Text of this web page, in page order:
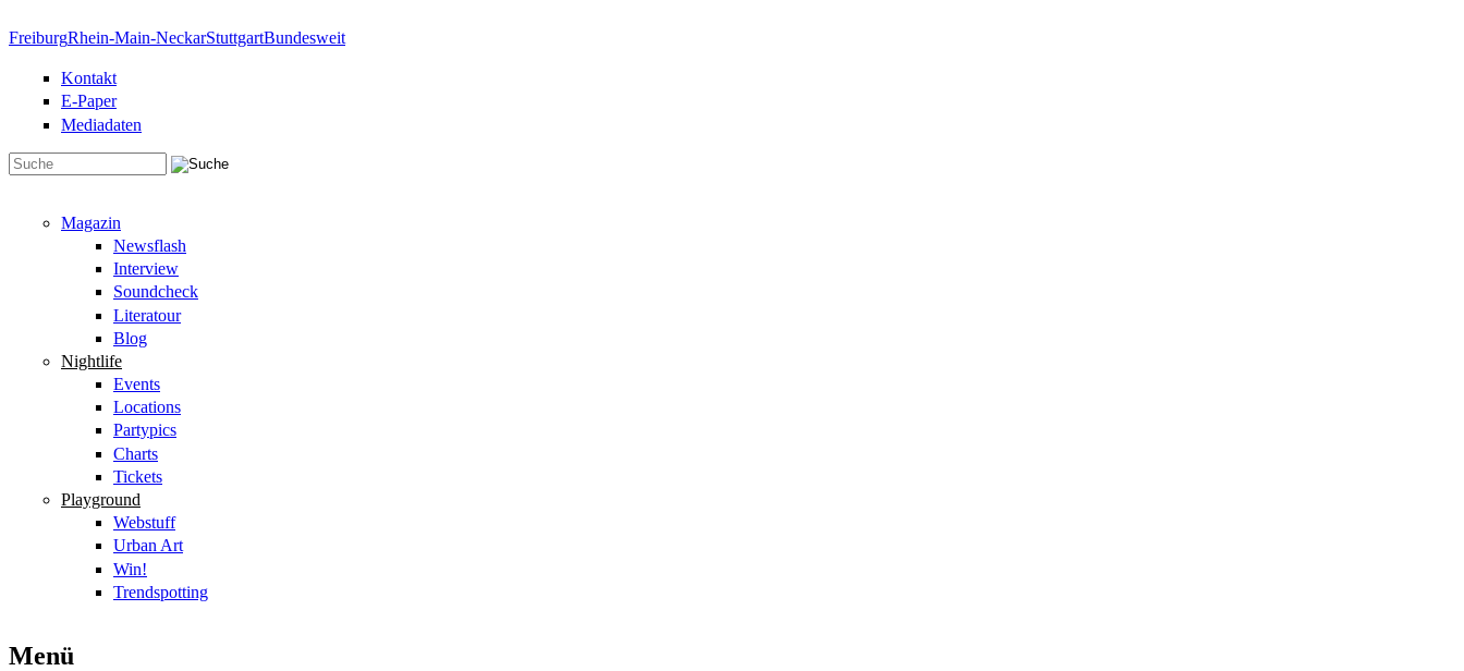
FreiburgRhein-Main-NeckarStuttgartBundesweit
Kontakt
E-Paper
Mediadaten
Magazin
Newsflash
Interview
Soundcheck
Literatour
Blog
Nightlife
Events
Locations
Partypics
Charts
Tickets
Playground
Webstuff
Urban Art
Win!
Trendspotting
Menü